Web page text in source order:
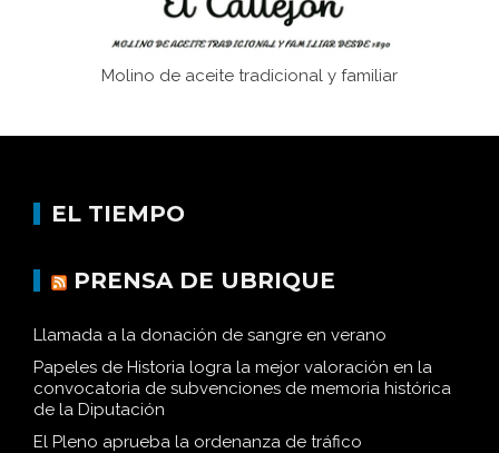
Molino de aceite tradicional y familiar
EL TIEMPO
PRENSA DE UBRIQUE
Llamada a la donación de sangre en verano
Papeles de Historia logra la mejor valoración en la
convocatoria de subvenciones de memoria histórica
de la Diputación
El Pleno aprueba la ordenanza de tráfico